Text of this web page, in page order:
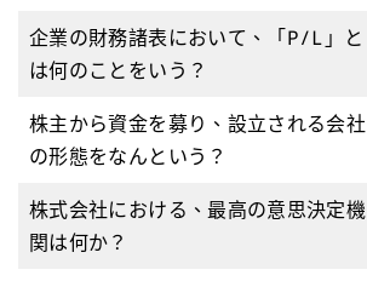
企業の財務諸表において、「P/L」と
は何のことをいう？
株主から資金を募り、設立される会社
の形態をなんという？
株式会社における、最高の意思決定機
関は何か？